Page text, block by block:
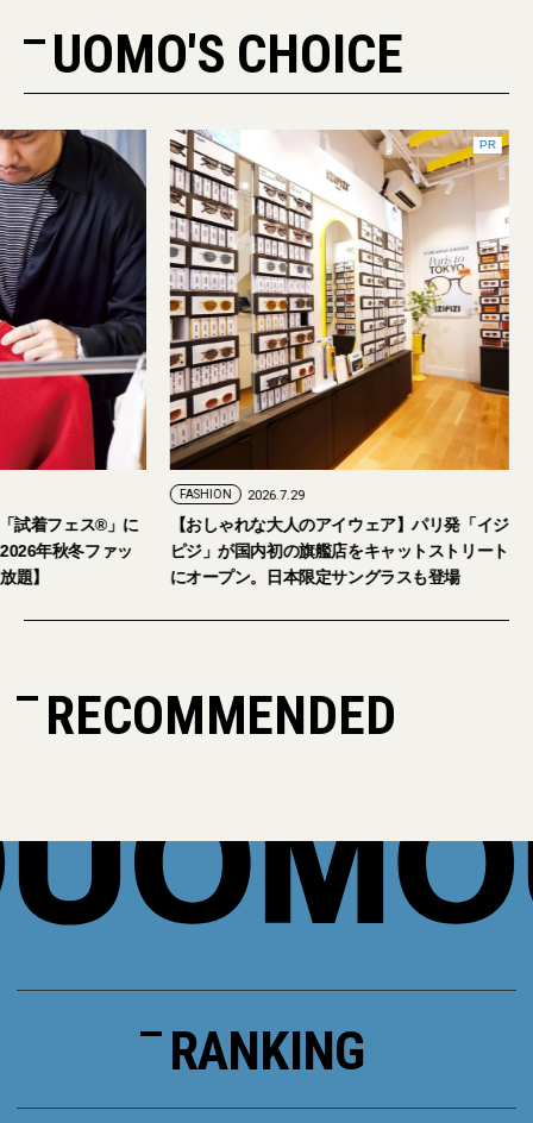
UOMO'S CHOICE
2026年9月5日・6日開催。「試着フェス®︎」に
読者の皆さまをご招待。【2026年秋冬ファッ
ション＆美容アイテム試し放題】
【おしゃれな大人
ピジ」が国内初の
にオープン。日本
RECOMMENDED
RANKING